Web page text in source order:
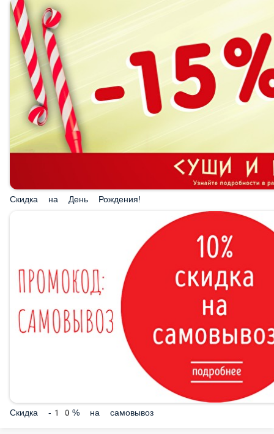
Скидка на День Рождения!
Скидка -10% на самовывоз